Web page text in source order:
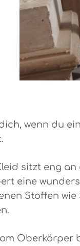
wenn du
sitzt eng
eine
Stoffen wie
Oberkörper